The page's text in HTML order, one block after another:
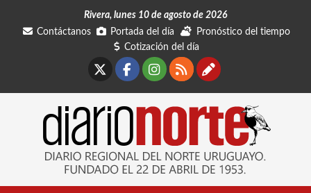
Rivera, lunes 10 de agosto de 2026
Contáctanos
Portada del día
Pronóstico del tiempo
Cotización del día
Facebook
Instagram
RSSContáctanos